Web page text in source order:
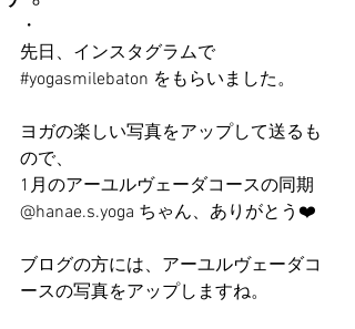
・
先日、インスタグラムで
#yogasmilebaton をもらいました。
ヨガの楽しい写真をアップして送るも
ので、
1月のアーユルヴェーダコースの同期
@hanae.s.yoga ちゃん、ありがとう❤️
ブログの方には、アーユルヴェーダコ
ースの写真をアップしますね。